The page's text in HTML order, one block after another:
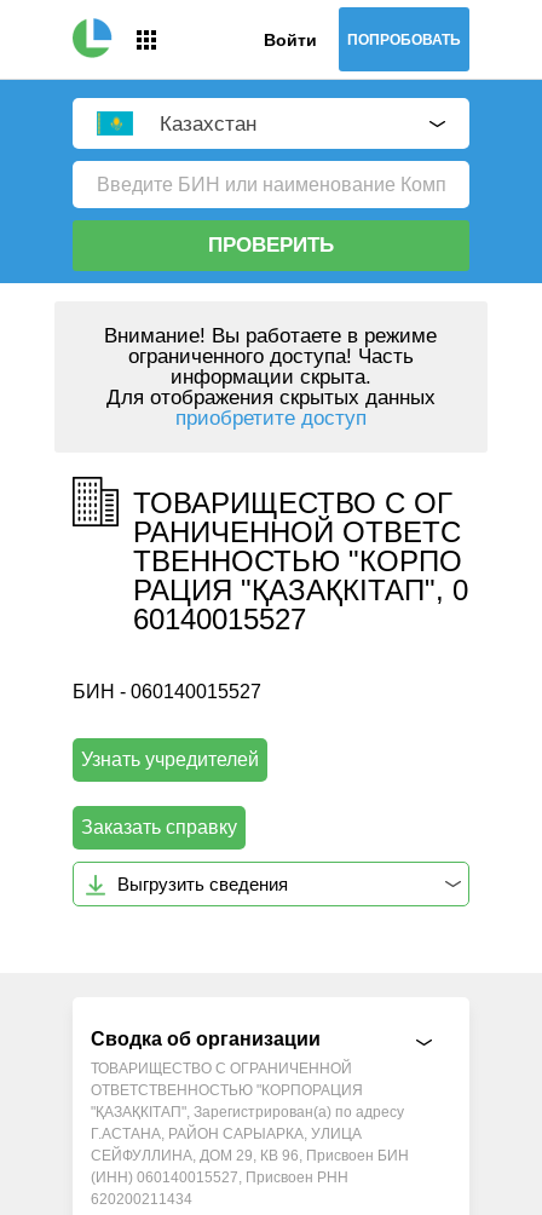
Войти ПОПРОБОВАТЬ
Казахстан
ПРОВЕРИТЬ
Внимание! Вы работаете в режиме
ограниченного доступа! Часть
информации скрыта.
Для отображения скрытых данных
приобретите доступ
ТОВАРИЩЕСТВО С ОГ
РАНИЧЕННОЙ ОТВЕТС
ТВЕННОСТЬЮ "КОРПО
РАЦИЯ "ҚАЗАҚКІТАП", 0
60140015527
БИН - 060140015527
Узнать учредителей
Заказать справку
Выгрузить сведения
Сводка об организации
ТОВАРИЩЕСТВО С ОГРАНИЧЕННОЙ
ОТВЕТСТВЕННОСТЬЮ "КОРПОРАЦИЯ
"ҚАЗАҚКІТАП", Зарегистрирован(а) по адресу
Г.АСТАНА, РАЙОН САРЫАРКА, УЛИЦА
СЕЙФУЛЛИНА, ДОМ 29, КВ 96, Присвоен БИН
(ИНН) 060140015527, Присвоен РНН
620200211434